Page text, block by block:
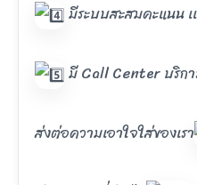
มีระบบสะสมคะแนน เ
มี Call Center บริกา
ส่งต่อความเอาใจใส่ของเรา